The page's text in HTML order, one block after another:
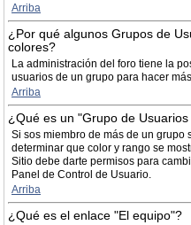
Arriba
¿Por qué algunos Grupos de
colores?
La administración del foro tiene la
usuarios de un grupo para hacer
Arriba
¿Qué es un "Grupo de
Si sos miembro de más de un grupo
determinar que color y rango se
Sitio debe darte permisos para
Panel de Control de Usuario.
Arriba
¿Qué es el enlace "El equipo"?